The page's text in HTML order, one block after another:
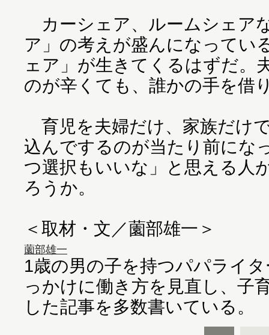
カーシェア、ルームシェア
ア」の考えが盛んになってい
ェア」が生きてくるはずだ。
のが辛くても、誰かの手を借
育児を夫婦だけ、家族だけ
込んでするのが当たり前にな
つ選択もいいな」と思える人
ろうか。
＜取材・文／薗部雄一＞
薗部雄一
1歳の男の子を持つパパライ
っかけに働き方を見直し、子
した記事を多数書いている。